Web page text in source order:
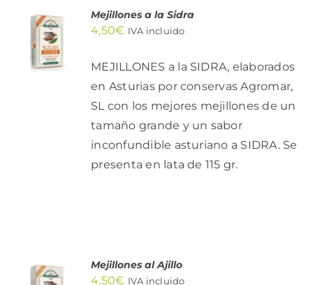
AÑADIR
AL
CARRITO
/
DETALLES
Mejillones a la Sidra
4,50€ IVA incluido
MEJILLONES a la SIDRA, elaborados
en Asturias por conservas Agromar,
SL con los mejores mejillones de un
tamaño grande y un sabor
inconfundible asturiano a SIDRA. Se
presenta en lata de 115 gr.
AÑADIR
AL
Mejillones al Ajillo
4,50€ IVA incluido